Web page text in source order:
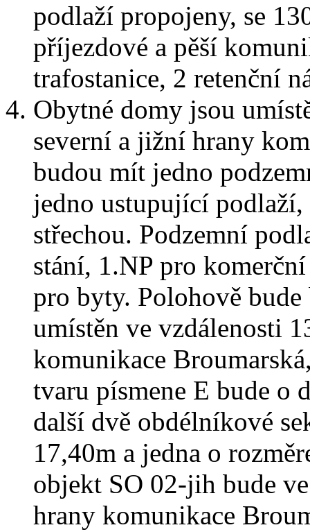
podlaží propojeny, se
příjezdové a pěší
trafostanice, 2 retenční
Obytné domy jsou
severní a jižní hrany
budou mít jedno
jedno ustupující podlaží,
střechou. Podzemní
stání, 1.NP pro
pro byty. Polohově
umístěn ve vzdálenosti
komunikace
tvaru písmene E bude o
další dvě obdélníkové
17,40m a jedna o
objekt SO 02-jih bude
hrany komunikace